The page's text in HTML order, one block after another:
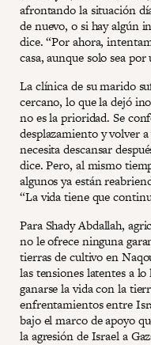
afrontando la situación
de nuevo, o si hay algún
dice. “Por ahora,
casa, aunque solo sea por
La clínica de su marido
cercano, lo que la dejó
no es la prioridad. Se
desplazamiento y volver
necesita descansar
dice. Pero, al mismo
algunos ya están
“La vida tiene que
Para Shady Abdallah,
no le ofrece ninguna
tierras de cultivo en
las tensiones latentes a
ganarse la vida con la
enfrentamientos entre
bajo el marco de apoyo
la agresión de Israel a